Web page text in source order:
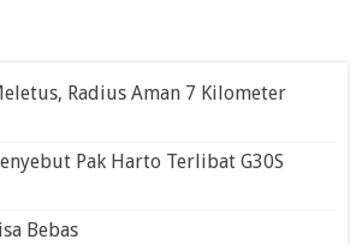
Radius Aman 7 Kilometer
Pak Harto Terlibat G30S
Bebas